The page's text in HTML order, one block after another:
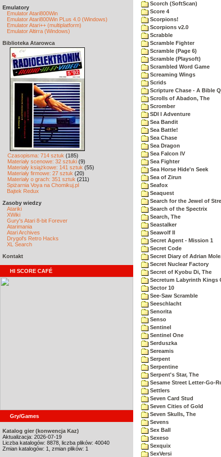
Emulatory
Emulator Atari800Win
Emulator Atari800Win PLus 4.0 (Windows)
Emulator Atari++ (multiplatform)
Emulator Altirra (Windows)
Biblioteka Atarowca
Czasopisma: 714 sztuk (185)
Materiały scenowe: 32 sztuki (9)
Materiały książkowe: 141 sztuk (55)
Materiały firmowe: 27 sztuk (20)
Materiały o grach: 351 sztuk (211)
Spiżarnia Voya na Chomikuj.pl
Bajtek Redux
Zasoby wiedzy
Atariki
XWiki
Gury's Atari 8-bit Forever
Atarimania
Atari Archives
Drygol's Retro Hacks
XL Search
Kontakt
HI SCORE CAFÉ
Gry/Games
Katalog gier (konwencja Kaz)
Aktualizacja: 2026-07-19
Liczba katalogów: 8878, liczba plików: 40040
Zmian katalogów: 1, zmian plików: 1
Scorch (SoftScan)
Score 4
Scorpions!
Scorpions v2.0
Scrabble
Scramble Fighter
Scramble (Page 6)
Scramble (Playsoft)
Scrambled Word Game
Screaming Wings
Scrids
Scripture Chase - A Bible
Scrolls of Abadon, The
Scromber
SDI I Adventure
Sea Bandit
Sea Battle!
Sea Chase
Sea Dragon
Sea Falcon IV
Sea Fighter
Sea Horse Hide'n Seek
Sea of Zirun
Seafox
Seaquest
Search for the Jewel of
Search of the Spectrix
Search, The
Seastalker
Seawolf II
Secret Agent - Mission 1
Secret Code
Secret Diary of Adrian
Secret Nuclear Factory
Secret of Kyobu Di, The
Secretum Labyrinth Kings
Sector 10
See-Saw Scramble
Seeschlacht
Senorita
Senso
Sentinel
Sentinel One
Serduszka
Sereamis
Serpent
Serpentine
Serpent's Star, The
Sesame Street Letter-Go-
Settlers
Seven Card Stud
Seven Cities of Gold
Seven Skulls, The
Sevens
Sex Ball
Sexeso
Sexquix
SexVersi